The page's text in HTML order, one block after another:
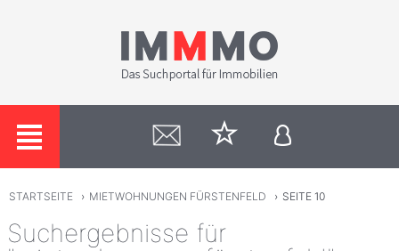
STARTSEITE › MIETWOHNUNGEN FÜRSTENFELD › SEITE 10
Suchergebnisse für